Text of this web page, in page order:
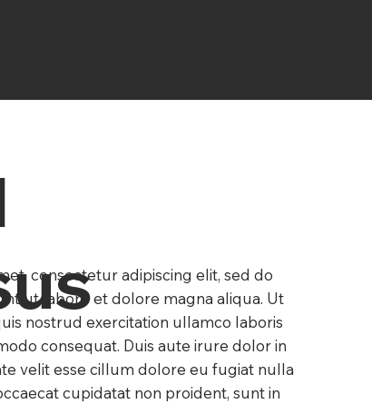
consectetur adipiscing elit, sed do
ut labore et dolore magna aliqua. Ut
nostrud exercitation ullamco laboris
consequat. Duis aute irure dolor in
velit esse cillum dolore eu fugiat nulla
cupidatat non proident, sunt in